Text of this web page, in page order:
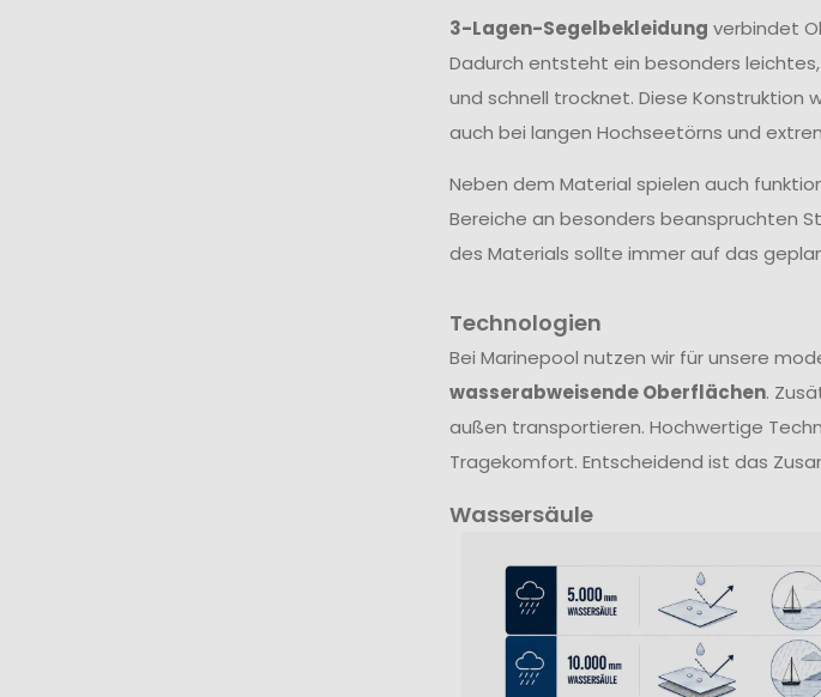
3-Lagen-Segelbekleidung verbindet
Dadurch entsteht ein besonders
und schnell trocknet. Diese Konstruktion
auch bei langen Hochseetörns und
Neben dem Material spielen auch
Bereiche an besonders beanspruchten
des Materials sollte immer auf das
Technologien
Bei Marinepool nutzen wir für unsere
wasserabweisende Oberflächen.
außen transportieren. Hochwertige
Tragekomfort. Entscheidend ist das
Wassersäule